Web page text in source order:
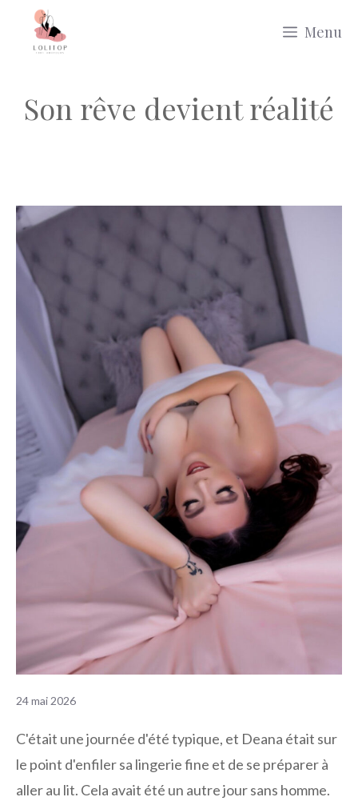
Menu
Son rêve devient réalité
24 mai 2026
C'était une journée d'été typique, et Deana était sur
le point d'enfiler sa lingerie fine et de se préparer à
aller au lit. Cela avait été un autre jour sans homme.